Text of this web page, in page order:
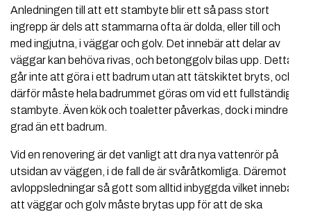
Anledningen till att ett stambyte blir ett så pass stort
ingrepp är dels att stammarna ofta är dolda, eller till och
med ingjutna, i väggar och golv. Det innebär att delar av
väggar kan behöva rivas, och betonggolv bilas upp. Detta
går inte att göra i ett badrum utan att tätskiktet bryts, och
därför måste hela badrummet göras om vid ett fullständigt
stambyte. Även kök och toaletter påverkas, dock i mindre
grad än ett badrum.
Vid en renovering är det vanligt att dra nya vattenrör på
utsidan av väggen, i de fall de är svåråtkomliga. Däremot är
avloppsledningar så gott som alltid inbyggda vilket innebär
att väggar och golv måste brytas upp för att de ska